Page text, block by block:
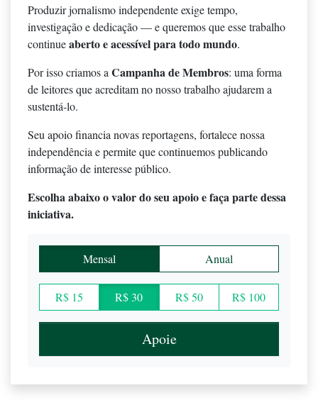
Produzir jornalismo independente exige tempo,
investigação e dedicação — e queremos que esse trabalho
continueaberto e acessível para todo mundo.
Por isso criamos a Campanha de Membros: uma forma
de leitores que acreditam no nosso trabalho ajudarem a
sustentá-lo.
Seu apoio financia novas reportagens, fortalece nossa
independência e permite que continuemos publicando
informação de interesse público.
Escolha abaixo o valor do seu apoio e faça parte dessa
iniciativa.
Mensal Anual
R$ 15 R$ 30 R$ 50 R$ 100
Apoie